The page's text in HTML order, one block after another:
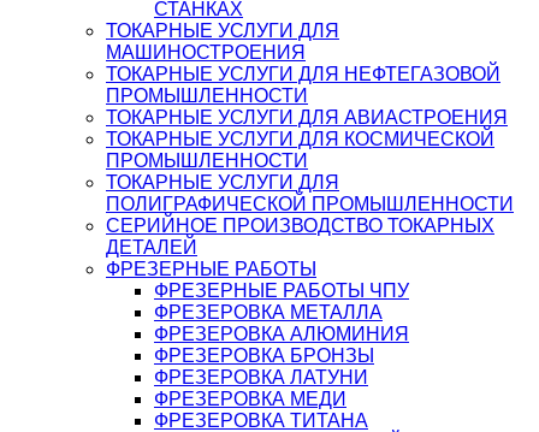
СТАНКАХ
ТОКАРНЫЕ УСЛУГИ ДЛЯ
МАШИНОСТРОЕНИЯ
ТОКАРНЫЕ УСЛУГИ ДЛЯ НЕФТЕГАЗОВОЙ
ПРОМЫШЛЕННОСТИ
ТОКАРНЫЕ УСЛУГИ ДЛЯ АВИАСТРОЕНИЯ
ТОКАРНЫЕ УСЛУГИ ДЛЯ КОСМИЧЕСКОЙ
ПРОМЫШЛЕННОСТИ
ТОКАРНЫЕ УСЛУГИ ДЛЯ
ПОЛИГРАФИЧЕСКОЙ ПРОМЫШЛЕННОСТИ
СЕРИЙНОЕ ПРОИЗВОДСТВО ТОКАРНЫХ
ДЕТАЛЕЙ
ФРЕЗЕРНЫЕ РАБОТЫ
ФРЕЗЕРНЫЕ РАБОТЫ ЧПУ
ФРЕЗЕРОВКА МЕТАЛЛА
ФРЕЗЕРОВКА АЛЮМИНИЯ
ФРЕЗЕРОВКА БРОНЗЫ
ФРЕЗЕРОВКА ЛАТУНИ
ФРЕЗЕРОВКА МЕДИ
ФРЕЗЕРОВКА ТИТАНА